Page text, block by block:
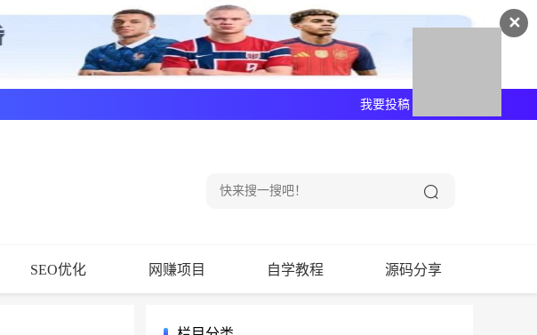
✕
我要投稿
SEO优化 网赚项目 自学教程 源码分享